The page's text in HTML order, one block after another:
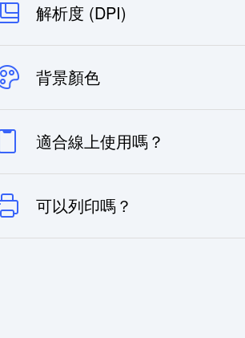
解析度 (DPI)
背景顏色
適合線上使用嗎？
可以列印嗎？